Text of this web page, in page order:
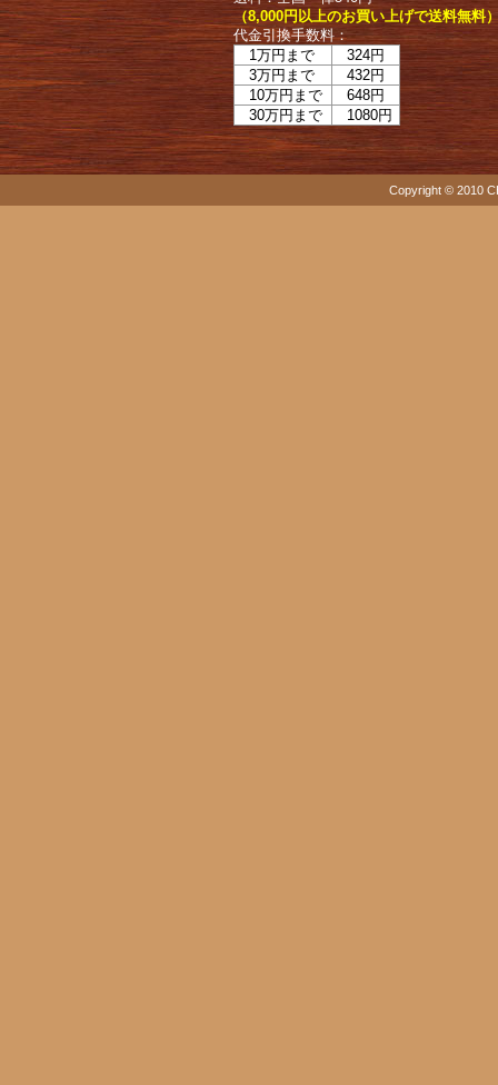
（8,000円以上のお買い上げで送料無料
代金引換手数料：
1万円まで
324円
3万円まで
432円
10万円まで
648円
30万円まで
1080円
Copyright © 2010